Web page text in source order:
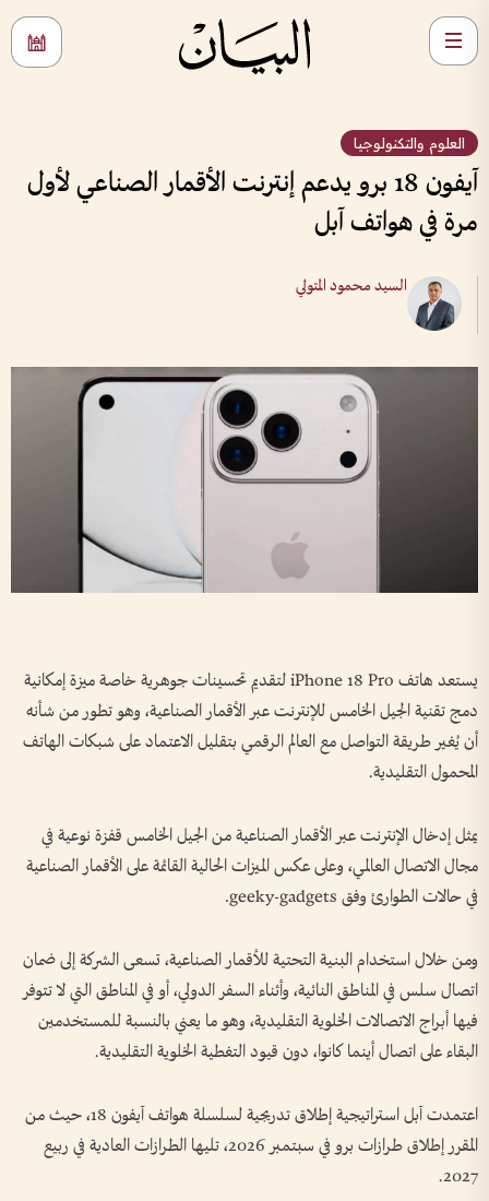
العلوم والتكنولوجيا
آيفون 18 برو يدعم إنترنت الأقمار الصناعي لأول
مرة في هواتف آبل
السيد محمود المتولي
يستعد هاتف iPhone 18 Pro لتقديم تحسينات جوهرية خاصة ميزة إمكانية
دمج تقنية الجيل الخامس للإنترنت عبر الأقمار الصناعية، وهو تطور من شأنه
أن يُغير طريقة التواصل مع العالم الرقمي بتقليل الاعتماد على شبكات الهاتف
المحمول التقليدية.
يمثل إدخال الإنترنت عبر الأقمار الصناعية من الجيل الخامس قفزة نوعية في
مجال الاتصال العالمي، وعلى عكس الميزات الحالية القائمة على الأقمار الصناعية
في حالات الطوارئ وفق geeky-gadgets.
ومن خلال استخدام البنية التحتية للأقمار الصناعية، تسعى الشركة إلى ضمان
اتصال سلس في المناطق النائية، وأثناء السفر الدولي، أو في المناطق التي لا تتوفر
فيها أبراج الاتصالات الخلوية التقليدية، وهو ما يعني بالنسبة للمستخدمين
البقاء على اتصال أينما كانوا، دون قيود التغطية الخلوية التقليدية.
اعتمدت آبل استراتيجية إطلاق تدريجية لسلسلة هواتف آيفون 18، حيث من
المقرر إطلاق طرازات برو في سبتمبر 2026، تليها الطرازات العادية في ربيع
2027.